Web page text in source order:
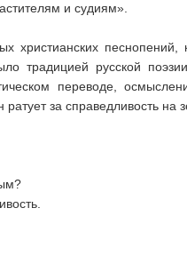
и судиям».
песнопений,
традицией русской
переводе,
за справедливость на